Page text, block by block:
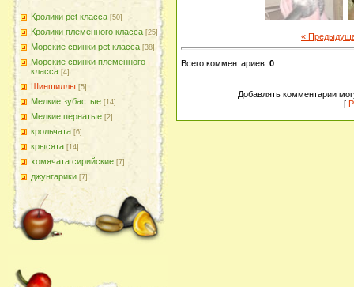
Кролики pet класса [50]
Кролики племенного класса [25]
Морские свинки pet класса [38]
Морские свинки племенного
класса [4]
Шиншиллы [5]
Мелкие зубастые [14]
Мелкие пернатые [2]
крольчата [6]
крысята [14]
хомячата сирийские [7]
джунгарики [7]
«
Всего комментариев: 0
Добавлять комментарии
[